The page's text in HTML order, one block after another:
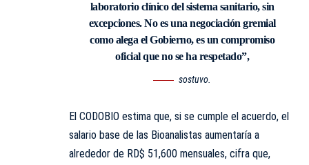
laboratorio clínico del sistema sanitario, sin
excepciones. No es una negociación gremial
como alega el Gobierno, es un compromiso
oficial que no se ha respetado”,
sostuvo.
El CODOBIO estima que, si se cumple el acuerdo, el
salario base de las Bioanalistas aumentaría a
alrededor de RD$ 51,600 mensuales, cifra que,